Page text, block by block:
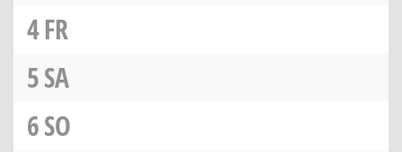
4FR
5SA
6SO